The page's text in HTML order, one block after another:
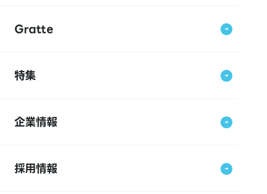
Gratte
特集
企業情報
採用情報